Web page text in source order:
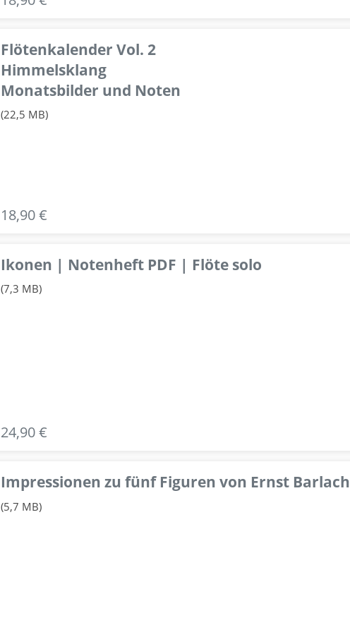
Flötenkalender Vol. 2
Himmelsklang
Monatsbilder und Noten
(22,5 MB)
18,90 €
Ikonen | Notenheft PDF | Flöte solo
(7,3 MB)
24,90 €
Impressionen zu fünf Figuren von Ernst Barlach
(5,7 MB)